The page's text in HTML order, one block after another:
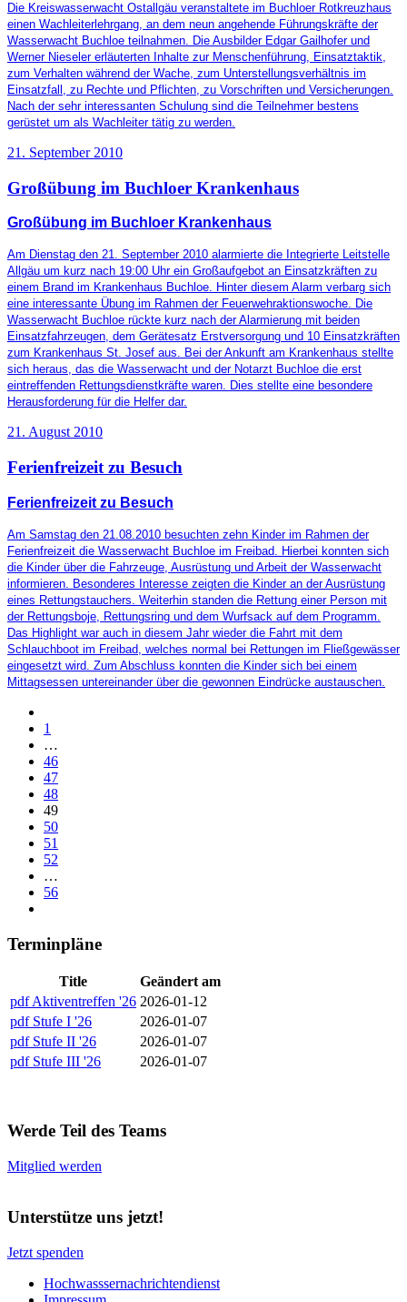
Die Kreiswasserwacht Ostallgäu veranstaltete im Buchloer Rotkreuzhaus
einen Wachleiterlehrgang, an dem neun angehende Führungskräfte der
Wasserwacht Buchloe teilnahmen. Die Ausbilder Edgar Gailhofer und
Werner Nieseler erläuterten Inhalte zur Menschenführung, Einsatztaktik,
zum Verhalten während der Wache, zum Unterstellungsverhältnis im
Einsatzfall, zu Rechte und Pflichten, zu Vorschriften und Versicherungen.
Nach der sehr interessanten Schulung sind die Teilnehmer bestens
gerüstet um als Wachleiter tätig zu werden.
21. September 2010
Großübung im Buchloer Krankenhaus
Großübung im Buchloer Krankenhaus
Am Dienstag den 21. September 2010 alarmierte die Integrierte Leitstelle
Allgäu um kurz nach 19:00 Uhr ein Großaufgebot an Einsatzkräften zu
einem Brand im Krankenhaus Buchloe. Hinter diesem Alarm verbarg sich
eine interessante Übung im Rahmen der Feuerwehraktionswoche. Die
Wasserwacht Buchloe rückte kurz nach der Alarmierung mit beiden
Einsatzfahrzeugen, dem Gerätesatz Erstversorgung und 10 Einsatzkräften
zum Krankenhaus St. Josef aus. Bei der Ankunft am Krankenhaus stellte
sich heraus, das die Wasserwacht und der Notarzt Buchloe die erst
eintreffenden Rettungsdienstkräfte waren. Dies stellte eine besondere
Herausforderung für die Helfer dar.
21. August 2010
Ferienfreizeit zu Besuch
Ferienfreizeit zu Besuch
Am Samstag den 21.08.2010 besuchten zehn Kinder im Rahmen der
Ferienfreizeit die Wasserwacht Buchloe im Freibad. Hierbei konnten sich
die Kinder über die Fahrzeuge, Ausrüstung und Arbeit der Wasserwacht
informieren. Besonderes Interesse zeigten die Kinder an der Ausrüstung
eines Rettungstauchers. Weiterhin standen die Rettung einer Person mit
der Rettungsboje, Rettungsring und dem Wurfsack auf dem Programm.
Das Highlight war auch in diesem Jahr wieder die Fahrt mit dem
Schlauchboot im Freibad, welches normal bei Rettungen im Fließgewässer
eingesetzt wird. Zum Abschluss konnten die Kinder sich bei einem
Mittagsessen untereinander über die gewonnen Eindrücke austauschen.
1
…
46
47
48
49
50
51
52
…
56
Terminpläne
Title
Geändert am
pdf Aktiventreffen '26 2026-01-12
pdf Stufe I '26
2026-01-07
pdf Stufe II '26
2026-01-07
pdf Stufe III '26 2026-01-07
Werde Teil des Teams
Mitglied werden
Unterstütze uns jetzt!
Jetzt spenden
Hochwasssernachrichtendienst